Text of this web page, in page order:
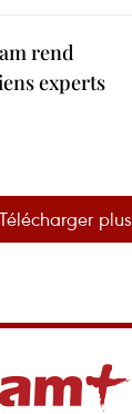
rend
experts
Télécharger plus